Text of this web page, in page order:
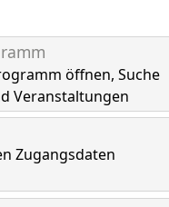
öffnen, Suche
Veranstaltungen
Zugangsdaten